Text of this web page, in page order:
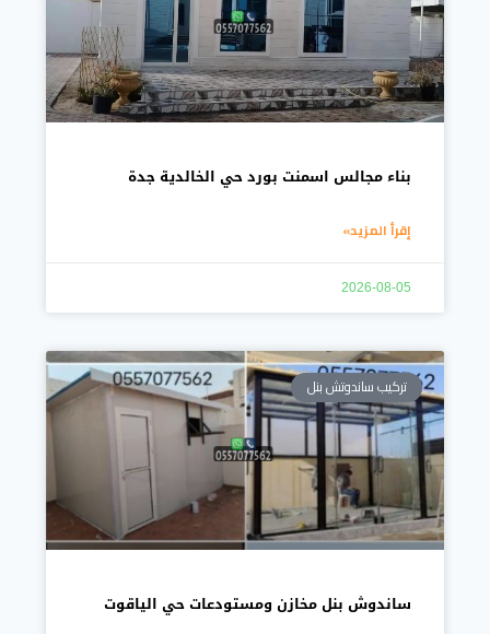
بناء مجالس اسمنت بورد حي الخالدية جدة
إقرأ المزيد»
2026-08-05
تركيب ساندوتش بنل
ساندوش بنل مخازن ومستودعات حي الياقوت